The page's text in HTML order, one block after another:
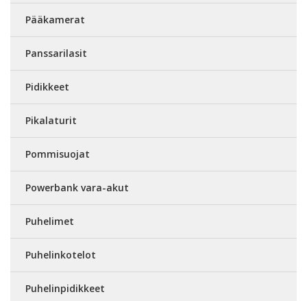
Pääkamerat
Panssarilasit
Pidikkeet
Pikalaturit
Pommisuojat
Powerbank vara-akut
Puhelimet
Puhelinkotelot
Puhelinpidikkeet